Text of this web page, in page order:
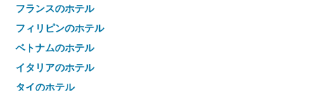
フランスのホテル
フィリピンのホテル
ベトナムのホテル
イタリアのホテル
タイのホテル